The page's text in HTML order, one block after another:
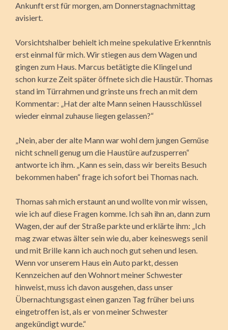
Ankunft erst für morgen, am Donnerstagnachmittag
avisiert.
Vorsichtshalber behielt ich meine spekulative Erkenntnis
erst einmal für mich. Wir stiegen aus dem Wagen und
gingen zum Haus. Marcus betätigte die Klingel und
schon kurze Zeit später öffnete sich die Haustür. Thomas
stand im Türrahmen und grinste uns frech an mit dem
Kommentar: „Hat der alte Mann seinen Hausschlüssel
wieder einmal zuhause liegen gelassen?“
„Nein, aber der alte Mann war wohl dem jungen Gemüse
nicht schnell genug um die Haustüre aufzu­sperren“
antworte ich ihm. „Kann es sein, dass wir bereits Besuch
bekommen haben“ frage ich sofort bei Thomas nach.
Thomas sah mich erstaunt an und wollte von mir wissen,
wie ich auf diese Fragen komme. Ich sah ihn an, dann zum
Wagen, der auf der Straße parkte und erklärte ihm: „Ich
mag zwar etwas älter sein wie du, aber keineswegs senil
und mit Brille kann ich auch noch gut sehen und lesen.
Wenn vor unserem Haus ein Auto parkt, dessen
Kennzeichen auf den Wohnort meiner Schwester
hinweist, muss ich davon ausgehen, dass unser
Übernachtungsgast einen ganzen Tag früher bei uns
eingetroffen ist, als er von meiner Schwester
angekündigt wurde.“